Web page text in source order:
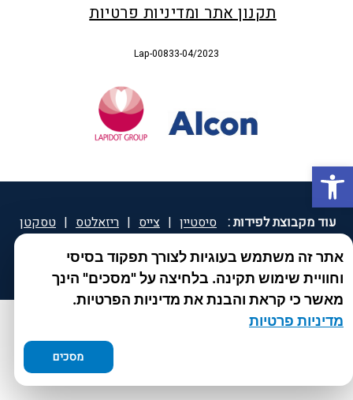
פתח סרגל נגישות
תקנון אתר ומדיניות פרטיות
Lap-00833-04/2023
אתר זה משתמש בעוגיות לצורך תפקוד בסיסי
וחוויית שימוש תקינה. בלחיצה על "מסכים" הינך
מאשר כי קראת והבנת את מדיניות הפרטיות.
מדיניות פרטיות
מסכים
עוד מקבוצת לפידות : סיסטיין | צייס | ריזאלטס | טסקטן
| ספאטון | ספיד גרון | יוטיפרו פלוס | קוקידנט |
DROPsept ®